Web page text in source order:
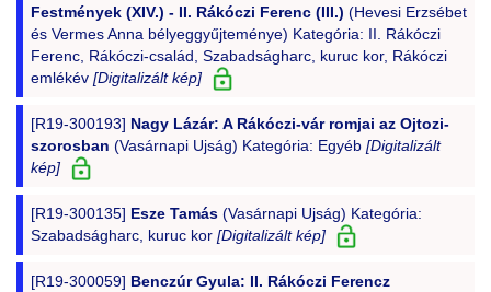
Festmények (XIV.) - II. Rákóczi Ferenc (III.) (Hevesi Erzsébet
és Vermes Anna bélyeggyűjteménye) Kategória: II. Rákóczi
Ferenc, Rákóczi-család, Szabadságharc, kuruc kor, Rákóczi
emlékév [Digitalizált kép]
[R19-300193] Nagy Lázár: A Rákóczi-vár romjai az Ojtozi-
szorosban (Vasárnapi Ujság) Kategória: Egyéb [Digitalizált
kép]
[R19-300135] Esze Tamás(Vasárnapi Ujság) Kategória:
Szabadságharc, kuruc kor [Digitalizált kép]
[R19-300059] Benczúr Gyula: II. Rákóczi Ferencz